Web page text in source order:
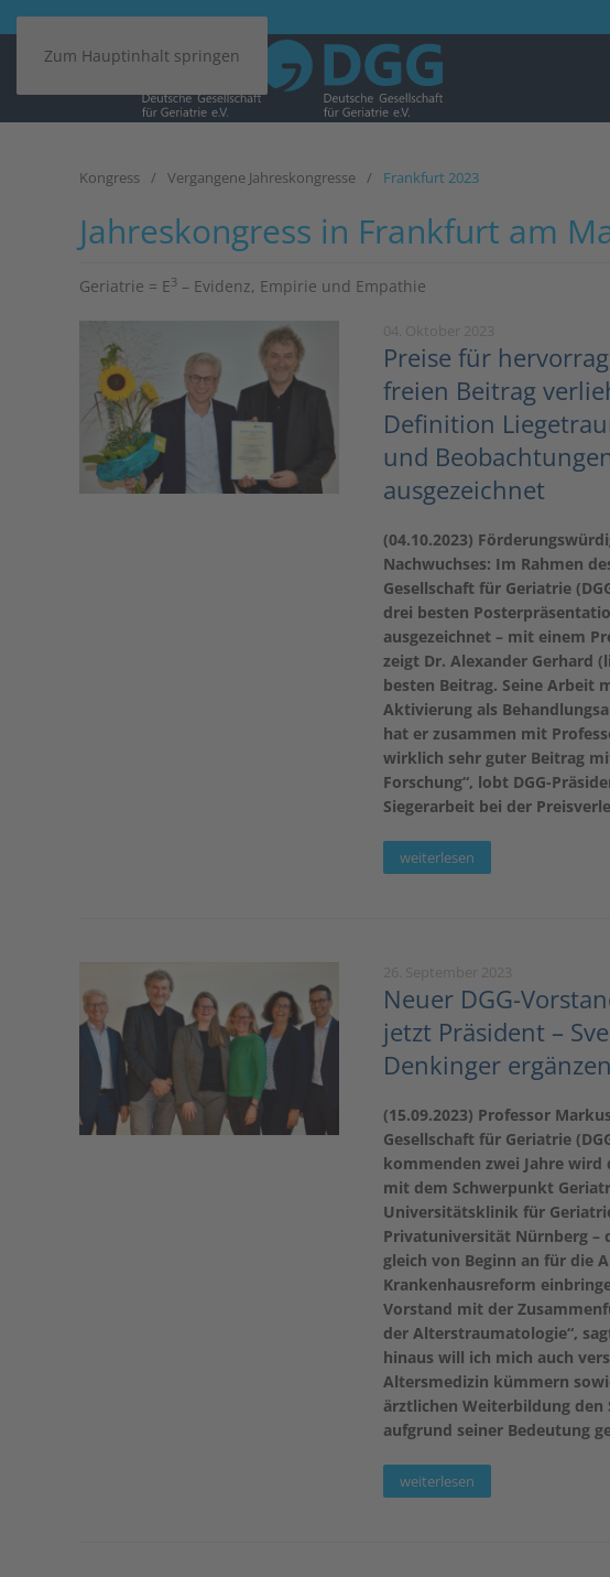
Zum Hauptinhalt springen
Kongress Vergangene Jahreskongresse Frankfurt 2023
Jahreskongress in Frankfurt am
Geriatrie = E3 – Evidenz, Empirie und Empathie
Preise für
freien Beitrag
Definition
und
ausgezeichnet
(04.10.2023)
Nachwuchses: Im Rahmen
Gesellschaft für Geriatrie
drei besten
ausgezeichnet – mit einem
zeigt Dr. Alexander Gerhard
besten Beitrag. Seine Arbeit
Aktivierung als
hat er zusammen mit
wirklich sehr guter Beitrag
Forschung“, lobt DGG-
Siegerarbeit bei der
weiterlesen
Neuer DGG-
jetzt Präsident –
Denkinger
(15.09.2023) Professor
Gesellschaft für Geriatrie
kommenden zwei Jahre
mit dem Schwerpunkt
Universitätsklinik für
Privatuniversität Nürnberg –
gleich von Beginn an für die
Krankenhausreform
Vorstand mit der
der Alterstraumatologie“,
hinaus will ich mich auch
Altersmedizin kümmern
ärztlichen Weiterbildung
aufgrund seiner Bedeutung
weiterlesen